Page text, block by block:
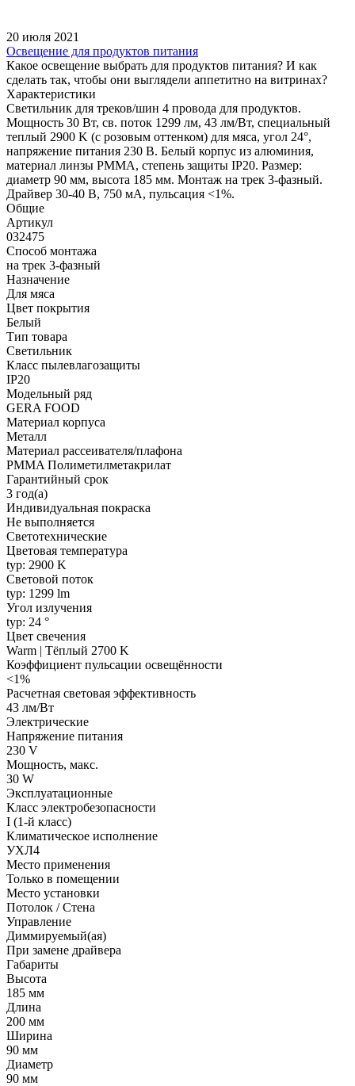
20 июля 2021
Освещение для продуктов питания
Какое освещение выбрать для продуктов питания? И как
сделать так, чтобы они выглядели аппетитно на витринах?
Характеристики
Светильник для треков/шин 4 провода для продуктов.
Мощность 30 Вт, св. поток 1299 лм, 43 лм/Вт, специальный
теплый 2900 K (с розовым оттенком) для мяса, угол 24°,
напряжение питания 230 В. Белый корпус из алюминия,
материал линзы PMMA, степень защиты IP20. Размер:
диаметр 90 мм, высота 185 мм. Монтаж на трек 3-фазный.
Драйвер 30-40 В, 750 мА, пульсация <1%.
Общие
Артикул
032475
Способ монтажа
на трек 3-фазный
Назначение
Для мяса
Цвет покрытия
Белый
Тип товара
Светильник
Класс пылевлагозащиты
IP20
Модельный ряд
GERA FOOD
Материал корпуса
Металл
Материал рассеивателя/плафона
PMMA Полиметилметакрилат
Гарантийный срок
3 год(а)
Индивидуальная покраска
Не выполняется
Светотехнические
Цветовая температура
typ: 2900 K
Световой поток
typ: 1299 lm
Угол излучения
typ: 24 °
Цвет свечения
Warm | Тёплый 2700 K
Коэффициент пульсации освещённости
<1%
Расчетная световая эффективность
43 лм/Вт
Электрические
Напряжение питания
230 V
Мощность, макс.
30 W
Эксплуатационные
Класс электробезопасности
I (1-й класс)
Климатическое исполнение
УХЛ4
Место применения
Только в помещении
Место установки
Потолок / Cтена
Управление
Диммируемый(ая)
При замене драйвера
Габариты
Высота
185 мм
Длина
200 мм
Ширина
90 мм
Диаметр
90 мм